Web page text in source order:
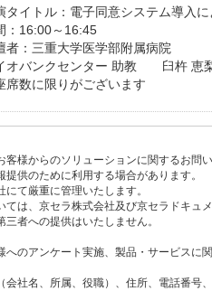
タイトル：電子同意システム導入
：16:00～16:45
者：三重大学医学部附属病院
オバンクセンター 助教　　臼杵 恵
席数に限りがございます
客様からのソリューションに関するお
供のために利用する場合があります。
て厳重に管理いたします。
ては、京セラ株式会社及び京セラドキュ
者への提供はいたしません。
のアンケート実施、製品・サービスに
社名、所属、役職）、住所、電話番号